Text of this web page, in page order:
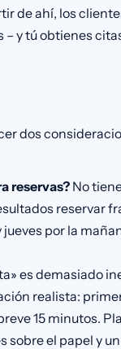
de ahí, los
y tú obtienes
dos
reservas?No
reservar
por la
es demasiado
realista:
15 minutos.
sobre el papel y